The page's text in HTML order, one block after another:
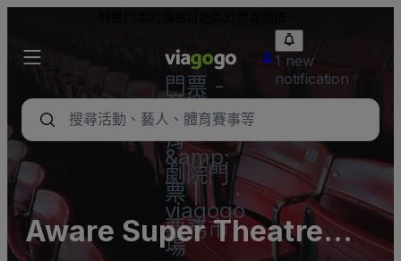
門票 -
音樂
會、體
育
&amp;
劇院門
票 |
viagogo
票務市
場
1 new
notification
Aware Super Theatre